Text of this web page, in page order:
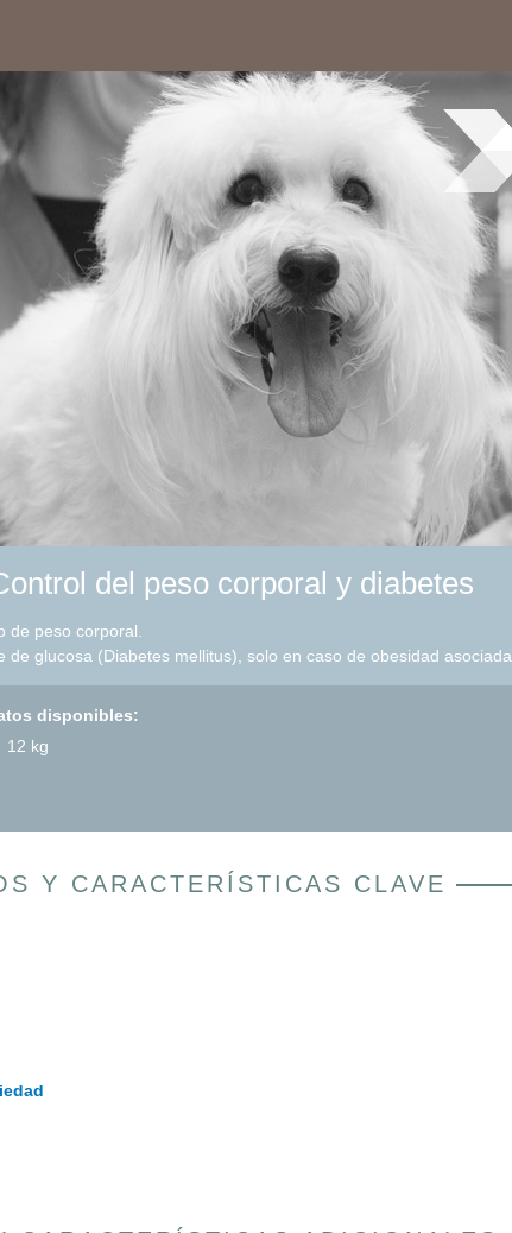
del peso corporal y diabetes
de peso corporal.
de glucosa (Diabetes mellitus), solo en caso de obesidad asociada.
disponibles:
12 kg
Y CARACTERÍSTICAS CLAVE